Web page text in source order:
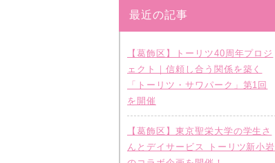
最近の記事
【葛飾区】トーリツ40周年プロジ
ェクト｜信頼し合う関係を築く
「トーリツ・サワパーク」第1回
を開催
【葛飾区】東京聖栄大学の学生さ
んとデイサービス トーリツ新小岩